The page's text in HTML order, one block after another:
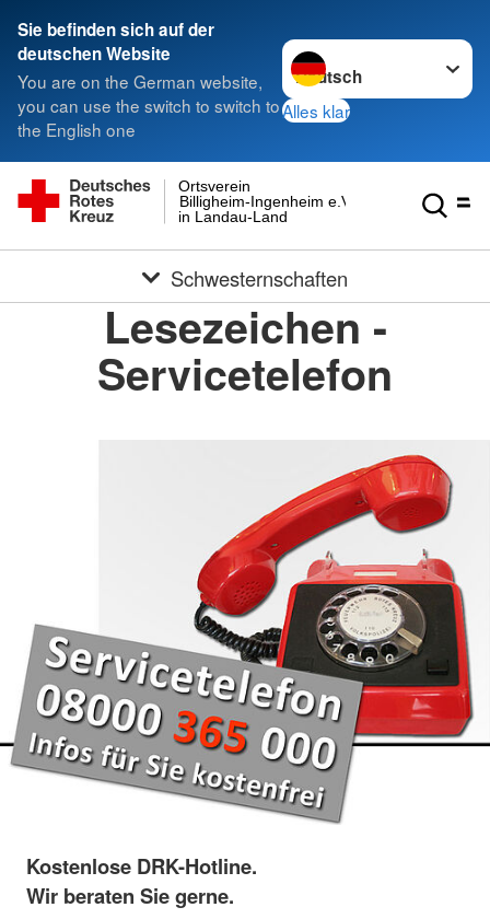
Sie befinden sich auf der
deutschen Website
You are on the German website,
you can use the switch to switch to
the English one
Sprache wechseln zu
Alles klar
in Landau-Land
Billigheim-Ingenheim e.V.
Ortsverein
Schwesternschaften
Lesezeichen -
Servicetelefon
Kostenlose DRK-Hotline.
Wir beraten Sie gerne.